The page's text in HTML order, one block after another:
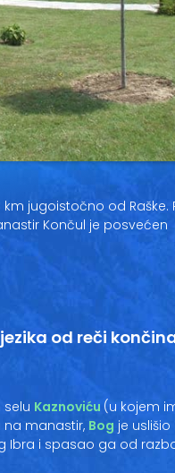
jugoistočno od Raške.
Končul je posvećen
od reči
Kaznoviću (u kojem
manastir, Bog je uslišio
i spasao ga od